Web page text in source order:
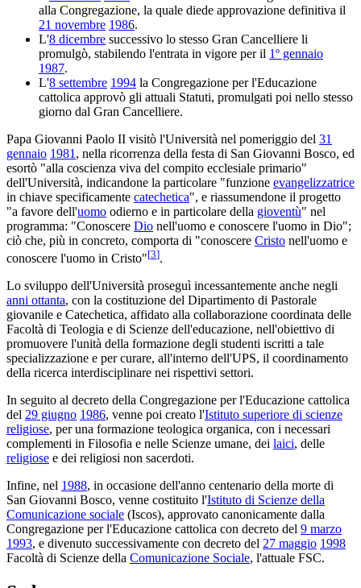
alla Congregazione, la quale diede approvazione definitiva il
21 novembre 1986.
L'8 dicembre successivo lo stesso Gran Cancelliere li
promulgò, stabilendo l'entrata in vigore per il 1º gennaio
1987.
L'8 settembre 1994 la Congregazione per l'Educazione
cattolica approvò gli attuali Statuti, promulgati poi nello stesso
giorno dal Gran Cancelliere.
Papa Giovanni Paolo II visitò l'Università nel pomeriggio del 31
gennaio 1981 , nella ricorrenza della festa di San Giovanni Bosco, ed
esortò "alla coscienza viva del compito ecclesiale primario"
dell'Università, indicandone la particolare "funzione evangelizzatrice
in chiave specificamente catechetica", e riassumendone il progetto
"a favore dell'uomo odierno e in particolare della gioventù" nel
programma: "Conoscere Dio nell'uomo e conoscere l'uomo in Dio";
ciò che, più in concreto, comporta di "conoscere Cristo nell'uomo e
conoscere l'uomo in Cristo"[3].
Lo sviluppo dell'Università proseguì incessantemente anche negli
anni ottanta, con la costituzione del Dipartimento di Pastorale
giovanile e Catechetica, affidato alla collaborazione coordinata delle
Facoltà di Teologia e di Scienze dell'educazione, nell'obiettivo di
promuovere l'unità della formazione degli studenti iscritti a tale
specializzazione e per curare, all'interno dell'UPS, il coordinamento
della ricerca interdisciplinare nei rispettivi settori.
In seguito al decreto della Congregazione per l'Educazione cattolica
del 29 giugno 1986, venne poi creato l'Istituto superiore di scienze
religiose, per una formazione teologica organica, con i necessari
complementi in Filosofia e nelle Scienze umane, dei laici, delle
religiose e dei religiosi non sacerdoti.
Infine, nel 1988, in occasione dell'anno centenario della morte di
San Giovanni Bosco, venne costituito l'Istituto di Scienze della
Comunicazione sociale (Iscos), approvato canonicamente dalla
Congregazione per l'Educazione cattolica con decreto del 9 marzo
1993, e divenuto successivamente con decreto del 27 maggio 1998
Facoltà di Scienze della Comunicazione Sociale, l'attuale FSC.